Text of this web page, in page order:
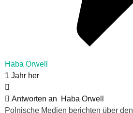
Haba Orwell
1 Jahr her
Antworten an
Haba Orwell
Polnische Medien berichten über